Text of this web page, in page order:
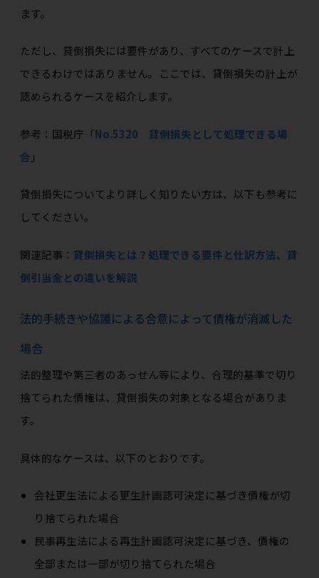
ます。
ただし、貸倒損失には要件があり、すべてのケースで計上
できるわけではありません。ここでは、貸倒損失の計上が
認められるケースを紹介します。
参考：国税庁「No.5320 貸倒損失として処理できる場
合 」
貸倒損失についてより詳しく知りたい方は、以下も参考に
してください。
関連記事： 貸倒損失とは？処理できる要件と仕訳方法、貸
倒引当金との違いを解説
法的手続きや協議による合意によって債権が消滅した
場合
法的整理や第三者のあっせん等により、合理的基準で切り
捨てられた債権は、貸倒損失の対象となる場合がありま
す。
具体的なケースは、以下のとおりです。
会社更生法による更生計画認可決定に基づき債権が切
り捨てられた場合
民事再生法による再生計画認可決定に基づき、債権の
全部または一部が切り捨てられた場合